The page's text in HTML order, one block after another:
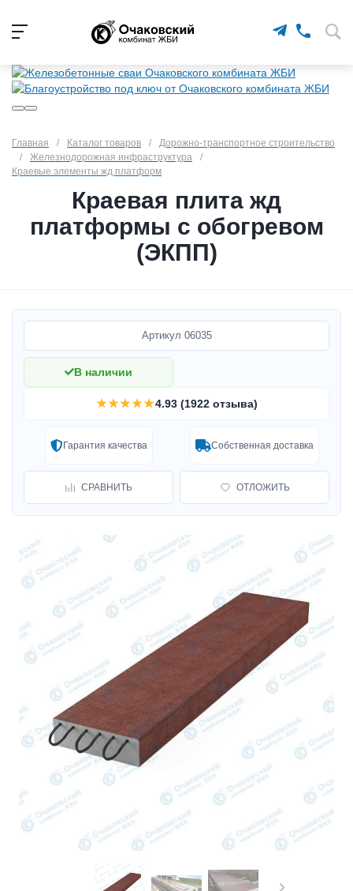
Главная / Каталог товаров /
Дорожно-транспортное строительство
/
Железнодорожная инфраструктура
/
Краевые элементы жд платформ
Краевая плита жд
платформы с обогревом
(ЭКПП)
Артикул 06035
В наличии
★★★★★4.93 (1922 отзыва)
Гарантия качества Собственная доставка
СРАВНИТЬ ОТЛОЖИТЬ